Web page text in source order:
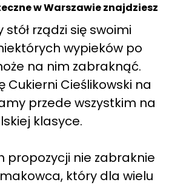
w Warszawie znajdziesz
stół rządzi się swoimi
wypieków po
na nim zabraknąć.
Cukierni Cieślikowski na
przede wszystkim na
klasyce.
propozycji nie zabraknie
który dla wielu